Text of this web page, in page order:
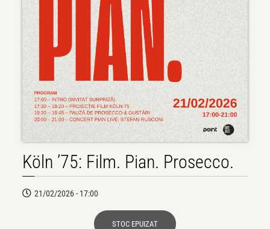
Köln ’75: Film. Pian. Prosecco.
21/02/2026 - 17:00
STOC EPUIZAT